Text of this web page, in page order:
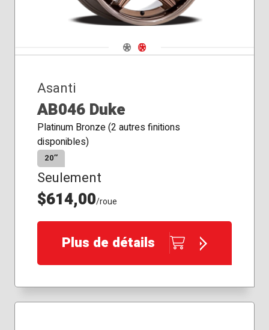
Navigate 1
Navigate 2
Asanti
AB046 Duke
Platinum Bronze (2 autres finitions
disponibles)
20″
Seulement
$614,00/roue
Plus de détails